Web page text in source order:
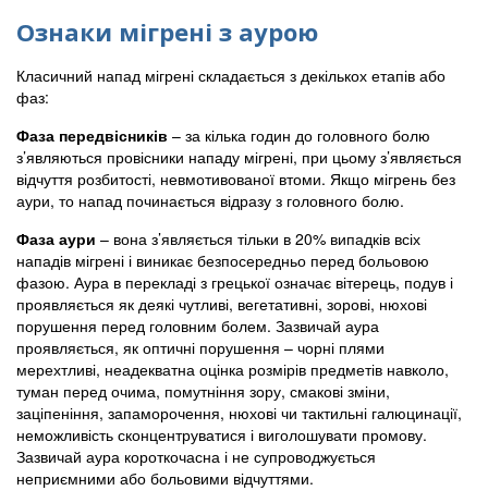
Ознаки мігрені з аурою
Класичний напад мігрені складається з декількох етапів або
фаз:
Фаза передвісників – за кілька годин до головного болю
з’являються провісники нападу мігрені, при цьому з’являється
відчуття розбитості, невмотивованої втоми. Якщо мігрень без
аури, то напад починається відразу з головного болю.
Фаза аури – вона з’являється тільки в 20% випадків всіх
нападів мігрені і виникає безпосередньо перед больовою
фазою. Аура в перекладі з грецької означає вітерець, подув і
проявляється як деякі чутливі, вегетативні, зорові, нюхові
порушення перед головним болем. Зазвичай аура
проявляється, як оптичні порушення – чорні плями
мерехтливі, неадекватна оцінка розмірів предметів навколо,
туман перед очима, помутніння зору, смакові зміни,
заціпеніння, запаморочення, нюхові чи тактильні галюцинації,
неможливість сконцентруватися і виголошувати промову.
Зазвичай аура короткочасна і не супроводжується
неприємними або больовими відчуттями.